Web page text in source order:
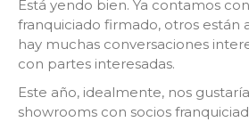
Está yendo bien. Ya contamos
franquiciado firmado, otros están
hay muchas conversaciones
con partes interesadas.
Este año, idealmente, nos
showrooms con socios